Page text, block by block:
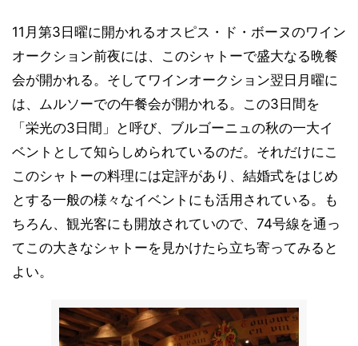
11月第3日曜に開かれるオスピス・ド・ボーヌのワイン
オークション前夜には、このシャトーで盛大なる晩餐
会が開かれる。そしてワインオークション翌日月曜に
は、ムルソーでの午餐会が開かれる。この3日間を
「栄光の3日間」と呼び、ブルゴーニュの秋の一大イ
ベントとして知らしめられているのだ。それだけにこ
このシャトーの料理には定評があり、結婚式をはじめ
とする一般の様々なイベントにも活用されている。も
ちろん、観光客にも開放されていので、74号線を通っ
てこの大きなシャトーを見かけたら立ち寄ってみると
よい。